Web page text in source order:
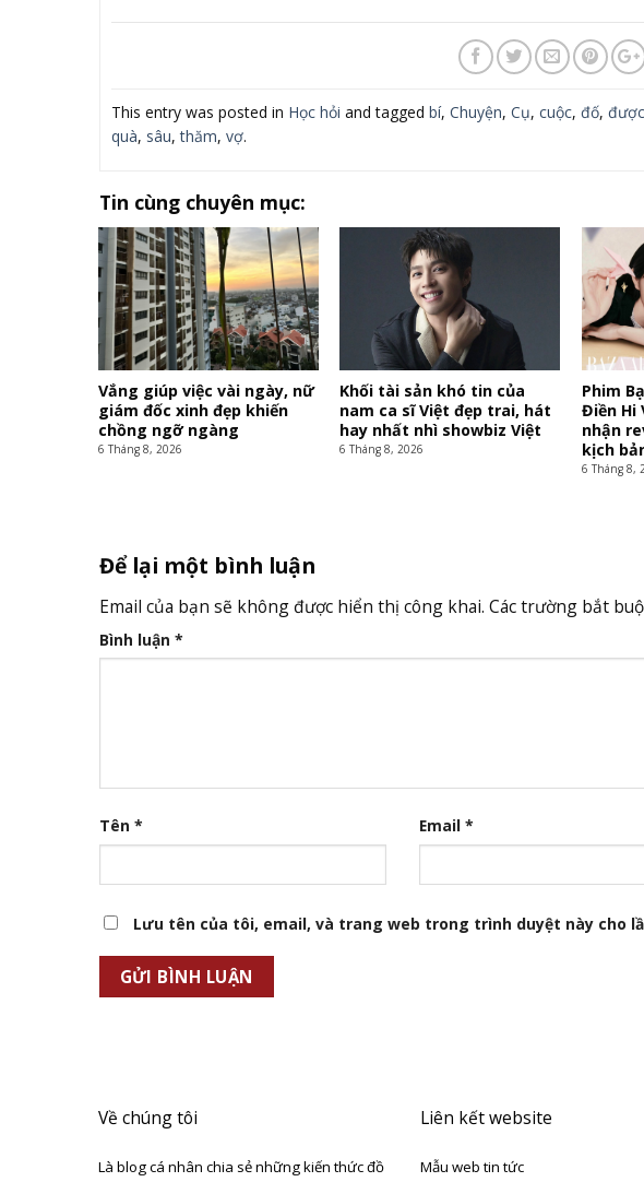
This entry was posted in Học hỏi and tagged bí, Chuyện, Cụ, cuộc, đố, được
quà, sâu,thăm, vợ.
Tin cùng chuyên mục:
Vắng giúp việc vài ngày, nữ
giám đốc xinh đẹp khiến
chồng ngỡ ngàng
6 Tháng 8, 2026
Khối tài sản khó tin của
nam ca sĩ Việt đẹp trai, hát
hay nhất nhì showbiz Việt
6 Tháng 8, 2026
Phim
Điền Hi
nhận
kịch
6 Tháng 8,
Để lại một bình luận
Email của bạn sẽ không được hiển thị công khai. Các trường bắt
Bình luận *
Tên * Email *
Lưu tên của tôi, email, và trang web trong trình duyệt này cho
Về chúng tôi
Là blog cá nhân chia sẻ những kiến thức đồ
Liên kết website
Mẫu web tin tức